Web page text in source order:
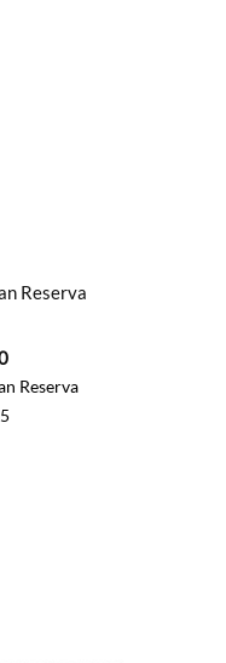
Reserva
Reserva